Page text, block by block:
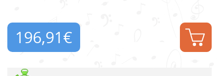
196,91€